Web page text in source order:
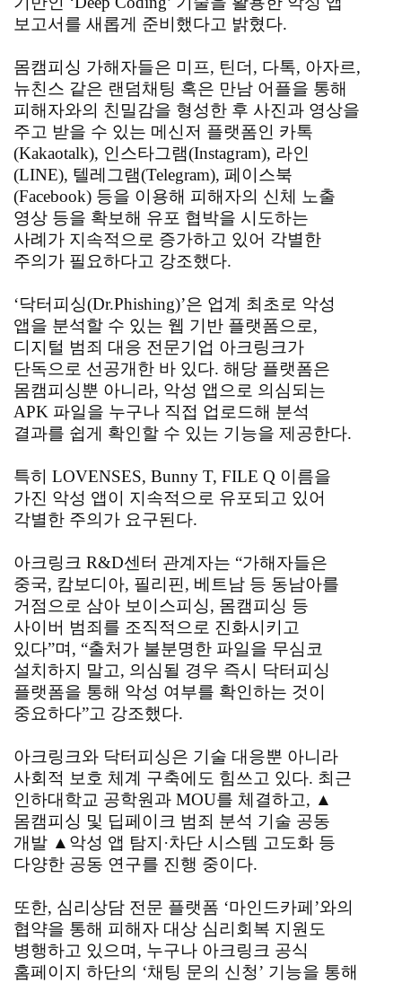
보고서를 새롭게 준비했다고 밝혔다.
몸캠피싱 가해자들은 미프, 틴더, 다톡, 아자르,
뉴친스 같은 랜덤채팅 혹은 만남 어플을 통해
피해자와의 친밀감을 형성한 후 사진과 영상을
주고 받을 수 있는 메신저 플랫폼인 카톡
(Kakaotalk), 인스타그램(Instagram), 라인
(LINE), 텔레그램(Telegram), 페이스북
(Facebook) 등을 이용해 피해자의 신체 노출
영상 등을 확보해 유포 협박을 시도하는
사례가 지속적으로 증가하고 있어 각별한
주의가 필요하다고 강조했다.
‘닥터피싱(Dr.Phishing)’은 업계 최초로 악성
앱을 분석할 수 있는 웹 기반 플랫폼으로,
디지털 범죄 대응 전문기업 아크링크가
단독으로 선공개한 바 있다. 해당 플랫폼은
몸캠피싱뿐 아니라, 악성 앱으로 의심되는
APK 파일을 누구나 직접 업로드해 분석
결과를 쉽게 확인할 수 있는 기능을 제공한다.
특히 LOVENSES, Bunny T, FILE Q 이름을
가진 악성 앱이 지속적으로 유포되고 있어
각별한 주의가 요구된다.
아크링크 R&D센터 관계자는 “가해자들은
중국, 캄보디아, 필리핀, 베트남 등 동남아를
거점으로 삼아 보이스피싱, 몸캠피싱 등
사이버 범죄를 조직적으로 진화시키고
있다”며, “출처가 불분명한 파일을 무심코
설치하지 말고, 의심될 경우 즉시 닥터피싱
플랫폼을 통해 악성 여부를 확인하는 것이
중요하다”고 강조했다.
아크링크와 닥터피싱은 기술 대응뿐 아니라
사회적 보호 체계 구축에도 힘쓰고 있다. 최근
인하대학교 공학원과 MOU를 체결하고, ▲
몸캠피싱 및 딥페이크 범죄 분석 기술 공동
개발 ▲악성 앱 탐지·차단 시스템 고도화 등
다양한 공동 연구를 진행 중이다.
또한, 심리상담 전문 플랫폼 ‘마인드카페’와의
협약을 통해 피해자 대상 심리회복 지원도
병행하고 있으며, 누구나 아크링크 공식
홈페이지 하단의 ‘채팅 문의 신청’ 기능을 통해